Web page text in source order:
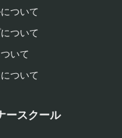
ついて
ついて
いて
ついて
ースクール